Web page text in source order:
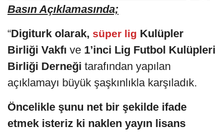
Basın Açıklamasında;
“Digiturk olarak, süper lig Kulüpler
Birliği Vakfı ve 1’inci Lig Futbol Kulüpleri
Birliği Derneği tarafından yapılan
açıklamayı büyük şaşkınlıkla karşıladık.
Öncelikle şunu net bir şekilde ifade
etmek isteriz ki naklen yayın lisans